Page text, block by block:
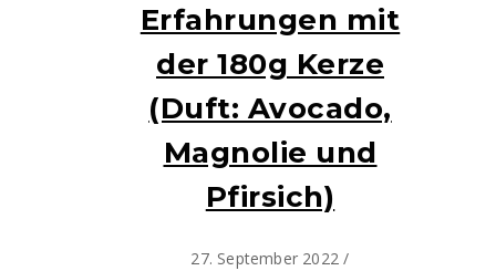
Erfahrungen mit
der 180g Kerze
(Duft: Avocado,
Magnolie und
Pfirsich)
27. September 2022 /